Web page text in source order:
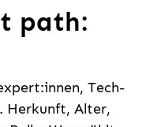
path:
Tech-
Herkunft, Alter,